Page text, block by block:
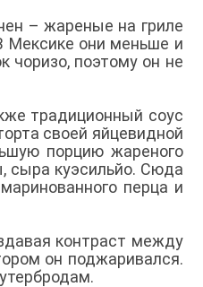
– жареные на гриле
Мексике они меньше и
чоризо, поэтому он не
традиционный соус
своей яйцевидной
порцию жареного
сыра куэсильйо. Сюда
перца и
контраст между
он поджаривался.